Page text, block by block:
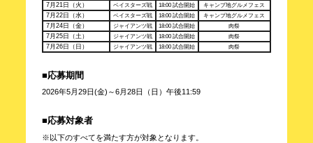
7月21日（火）
ベイスターズ戦 18:00 試合開始
キャンプ地グルメフェス
7月22日（水）
ベイスターズ戦 18:00 試合開始
キャンプ地グルメフェス
7月24日（金）
ジャイアンツ戦 18:00 試合開始
肉祭
7月25日（土）
ジャイアンツ戦 18:00 試合開始
肉祭
7月26日（日）
ジャイアンツ戦 18:00 試合開始 肉祭
■応募期間
2026年5月29日(金)～6月28日（日）午後11:59
■応募対象者
※以下のすべてを満たす方が対象となります。